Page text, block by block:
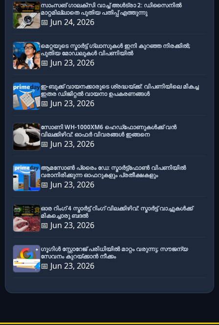
സാംസങ് ഗാലക്സി വാച്ച് അൾട്രാ 2: ഡിസൈനിൽ
മാറ്റമില്ലാതെ പുതിയ പതിപ്പ് എത്തുന്നു
📅 Jun 24, 2026
മെറ്റയുടെ സ്മാർട്ട് ഗ്ലാസുകൾ ഇനി കുറഞ്ഞ നിരക്കിൽ;
പുതിയ മോഡലുകൾ വിപണിയിൽ
📅 Jun 23, 2026
ഇ-ബുക്ക് വായനക്കാരുടെ ശ്രദ്ധയ്ക്ക്: വിപണിയിലെ മികച്ച
ഇതര ഡിജിറ്റൽ വായനാ ഉപകരണങ്ങൾ
📅 Jun 23, 2026
സോണി WH-1000XM6 ഹെഡ്‌ഫോണുകൾക്ക് വൻ
വിലക്കിഴിവ്: ഓഫർ വിവരങ്ങൾ ഇങ്ങനെ
📅 Jun 23, 2026
ആമസോൺ പ്രൈം ഡേ: സ്മാർട്ട്ഫോൺ വിപണിയിൽ
വരാനിരിക്കുന്ന ഓഫറുകളും പ്രതീക്ഷകളും
📅 Jun 23, 2026
ഓര റിംഗ് 4 സ്മാർട്ട് റിംഗ് വിലക്കിഴിവ്: സ്മാർട്ട് വാച്ചുകൾക്ക്
മികച്ചൊരു ബദൽ
📅 Jun 23, 2026
ഗൂഗിൾ സ്റ്റോറേജ് പരിധിയിൽ മാറ്റം വരുന്നു; സൗജന്യ
സേവനം കുറയ്ക്കാൻ നീക്കം
📅 Jun 23, 2026